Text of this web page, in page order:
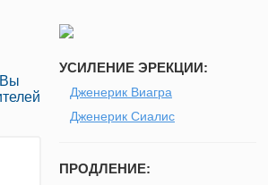
Вы
УСИЛЕНИЕ ЭРЕКЦИИ:
Дженерик Виагра
Дженерик Сиалис
ПРОДЛЕНИЕ: